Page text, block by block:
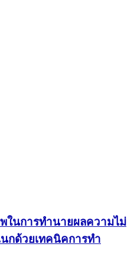
ในการทำนายผลความไม่
กด้วยเทคนิคการทำ